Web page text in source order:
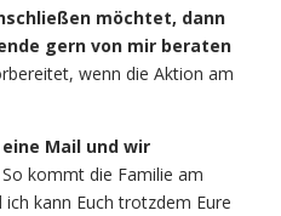
möchtet, dann
gern von mir beraten
wenn die Aktion am
Mail und wir
So kommt die Familie am
kann Euch trotzdem Eure